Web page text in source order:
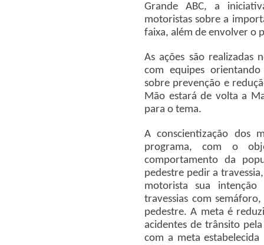
Grande ABC, a
motoristas sobre a
faixa, além de envolver o
As ações são realizadas
com equipes
sobre prevenção e
Mão estará de volta a
para o tema.
A conscientização dos
programa, com o
comportamento da
pedestre pedir a
motorista sua intenção
travessias com
pedestre. A meta é
acidentes de trânsito
com a meta estabelecida